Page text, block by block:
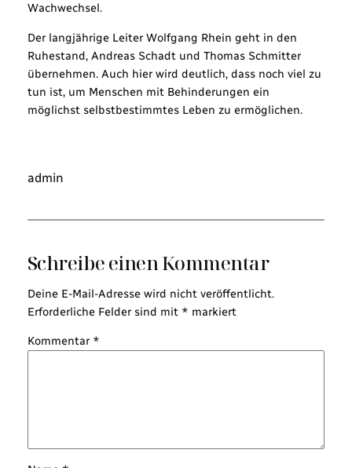
Wachwechsel.
Der langjährige Leiter Wolfgang Rhein geht in den
Ruhestand, Andreas Schadt und Thomas Schmitter
übernehmen. Auch hier wird deutlich, dass noch viel zu
tun ist, um Menschen mit Behinderungen ein
möglichst selbstbestimmtes Leben zu ermöglichen.
admin
Schreibe einen Kommentar
Deine E-Mail-Adresse wird nicht veröffentlicht.
Erforderliche Felder sind mit * markiert
Kommentar *